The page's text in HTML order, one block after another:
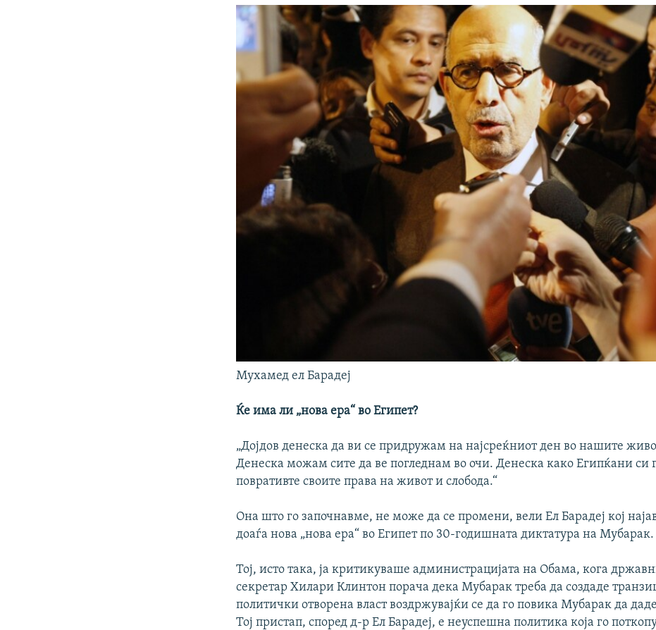
Мухамед ел Барадеј
Ќе има ли „нова ера“ во Египет?
„Дојдов денеска да ви се придружам на најсреќниот ден во нашите
Денеска можам сите да ве погледнам во очи. Денеска како Египќани си
повративте своите права на живот и слобода.“
Она што го започнавме, не може да се промени, вели Ел Барадеј кој
доаѓа нова „нова ера“ во Египет по 30-годишната диктатура на Мубарак.
Тој, исто така, ја критикуваше администрацијата на Обама, кога
секретар Хилари Клинтон порача дека Мубарак треба да создаде
политички отворена власт воздржувајќи се да го повика Мубарак да
Тој пристап, според д-р Ел Барадеј, е неуспешна политика која го